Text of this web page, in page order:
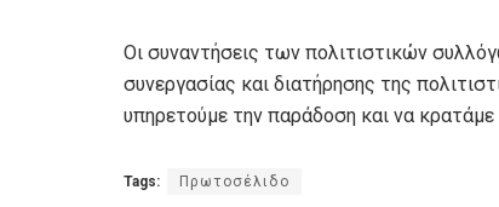
Οι συναντήσεις των πολιτιστικών
συνεργασίας και διατήρησης της
υπηρετούμε την παράδοση και να
Tags: Πρωτοσέλιδο